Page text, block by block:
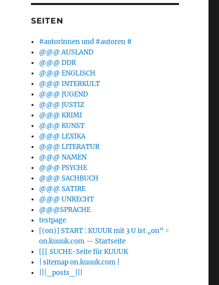
SEITEN
#autorinnen und #autoren #
@@@ AUSLAND
@@@ DDR
@@@ ENGLISCH
@@@ INTERKULT
@@@ JUGEND
@@@ JUSTIZ
@@@ KRIMI
@@@ KUNST
@@@ LEXIKA
@@@ LITERATUR
@@@ NAMEN
@@@ PSYCHE
@@@ SACHBUCH
@@@ SATIRE
@@@ UNRECHT
@@@SPRACHE
testpage
[(on)] START : KUUUK mit 3 U ist „on“ =
on.kuuuk.com — Startseite
[[[ SUCHE-Seite für KUUUK
| sitemap on.kuuuk.com |
|||_posts_|||